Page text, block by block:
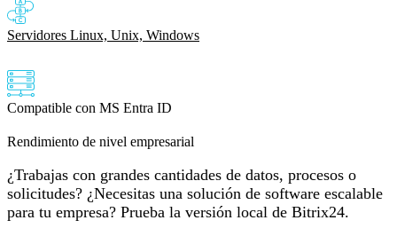
Servidores Linux, Unix, Windows
Compatible con MS Entra ID
Rendimiento de nivel empresarial
¿Trabajas con grandes cantidades de datos, procesos o
solicitudes? ¿Necesitas una solución de software escalable
para tu empresa? Prueba la versión local de Bitrix24.